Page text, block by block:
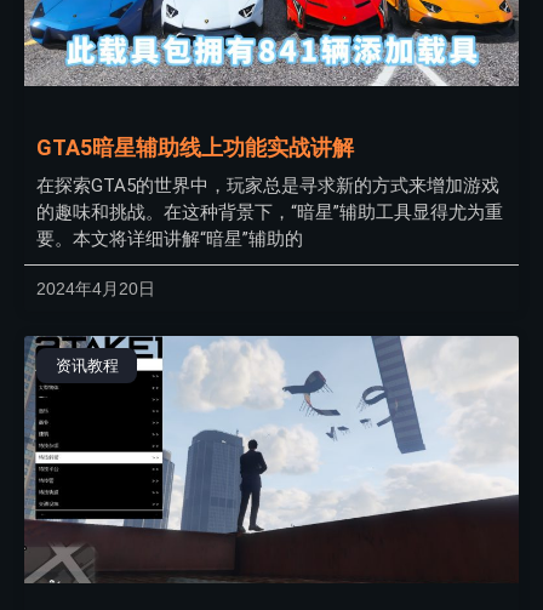
GTA5暗星辅助线上功能实战讲解
在探索GTA5的世界中，玩家总是寻求新的方式来增加游戏
的趣味和挑战。在这种背景下，“暗星”辅助工具显得尤为重
要。本文将详细讲解“暗星”辅助的
2024年4月20日
资讯教程